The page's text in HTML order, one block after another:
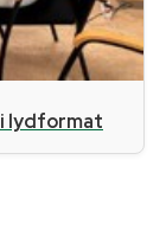
lydformat